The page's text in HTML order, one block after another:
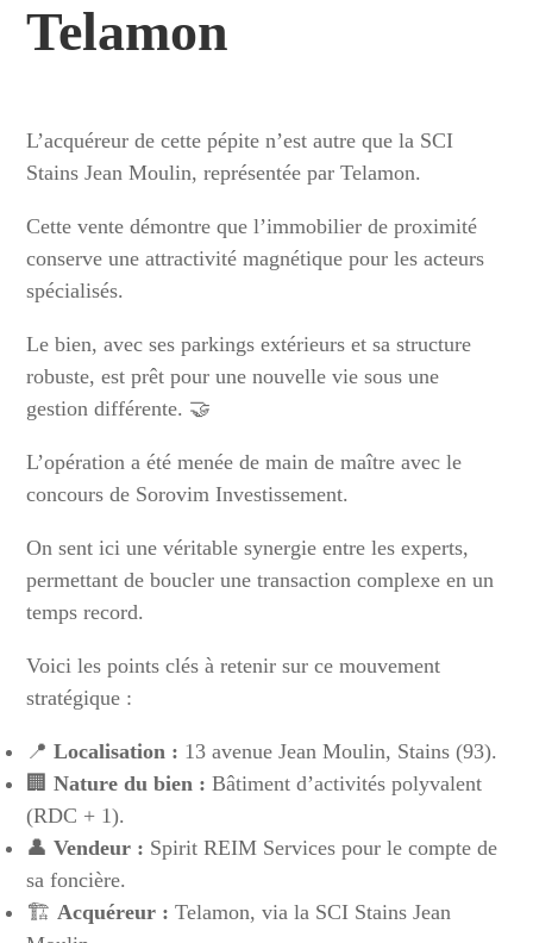
Telamon
L’acquéreur de cette pépite n’est autre que la SCI
Stains Jean Moulin, représentée par Telamon.
Cette vente démontre que l’immobilier de proximité
conserve une attractivité magnétique pour les acteurs
spécialisés.
Le bien, avec ses parkings extérieurs et sa structure
robuste, est prêt pour une nouvelle vie sous une
gestion différente. 🤝
L’opération a été menée de main de maître avec le
concours de Sorovim Investissement.
On sent ici une véritable synergie entre les experts,
permettant de boucler une transaction complexe en un
temps record.
Voici les points clés à retenir sur ce mouvement
stratégique :
📍Localisation : 13 avenue Jean Moulin, Stains (93).
🏢Nature du bien : Bâtiment d’activités polyvalent
(RDC + 1).
👤Vendeur : Spirit REIM Services pour le compte de
sa foncière.
🏗️Acquéreur : Telamon, via la SCI Stains Jean